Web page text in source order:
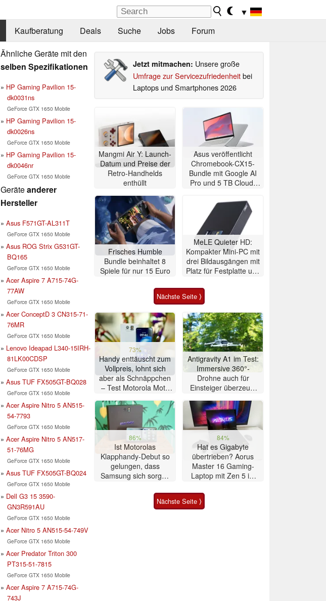
▼
Kaufberatung Deals Suche Jobs Forum
Ähnliche Geräte mit den
selben Spezifikationen
HP Gaming Pavilion 15-
dk0031ns
GeForce GTX 1650 Mobile
HP Gaming Pavilion 15-
dk0026ns
GeForce GTX 1650 Mobile
HP Gaming Pavilion 15-
dk0046nr
GeForce GTX 1650 Mobile
Geräteanderer
Hersteller
Asus F571GT-AL311T
GeForce GTX 1650 Mobile
Asus ROG Strix G531GT-
BQ165
GeForce GTX 1650 Mobile
Acer Aspire 7 A715-74G-
77AW
GeForce GTX 1650 Mobile
Acer ConceptD 3 CN315-71-
76MR
GeForce GTX 1650 Mobile
Lenovo Ideapad L340-15IRH-
81LK00CDSP
GeForce GTX 1650 Mobile
Asus TUF FX505GT-BQ028
GeForce GTX 1650 Mobile
Acer Aspire Nitro 5 AN515-
54-7793
GeForce GTX 1650 Mobile
Acer Aspire Nitro 5 AN517-
51-76MG
GeForce GTX 1650 Mobile
Asus TUF FX505GT-BQ024
GeForce GTX 1650 Mobile
Dell G3 15 3590-
GN3R591AU
GeForce GTX 1650 Mobile
Acer Nitro 5 AN515-54-749V
GeForce GTX 1650 Mobile
Acer Predator Triton 300
PT315-51-7815
GeForce GTX 1650 Mobile
Acer Aspire 7 A715-74G-
743J
Jetzt mitmachen: Unsere große
Umfrage zur Servicezufriedenheitbei
Laptops und Smartphones 2026
Mangmi Air Y: Launch-
Datum und Preise der
Retro-Handhelds
enthüllt
Asus veröffentlicht
Chromebook-CX15-
Bundle mit Google AI
Pro und 5 TB Cloud-
Frisches Humble
Bundle beinhaltet 8
Spiele für nur 15 Euro
MeLE Quieter HD:
Kompakter Mini-PC mit
drei Bildausgängen mit
Platz für Festplatte und
Nächste Seite ⟩
73%
Handy enttäuscht zum
Vollpreis, lohnt sich
aber als Schnäppchen
– Test Motorola Moto
Antigravity A1 im Test:
Immersive 360°-
Drohne auch für
Einsteiger überzeugt
86%
Ist Motorolas
Klapphandy-Debut so
gelungen, dass
Samsung sich sorgen
Smartphone im Test
84%
Hat es Gigabyte
übertrieben? Aorus
Master 16 Gaming-
Laptop mit Zen 5 im
Nächste Seite ⟩